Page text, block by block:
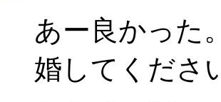
あー良かった
婚してくださ